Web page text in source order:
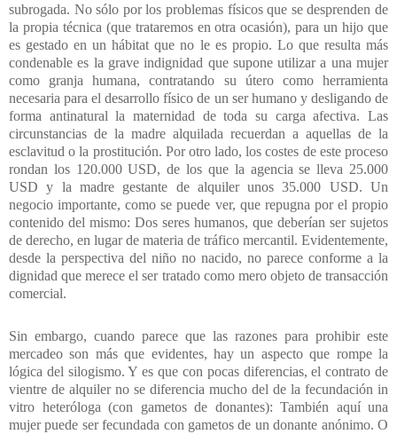
subrogada. No sólo por los problemas físicos que se desprenden de
la propia técnica (que trataremos en otra ocasión), para un hijo que
es gestado en un hábitat que no le es propio. Lo que resulta más
condenable es la grave indignidad que supone utilizar a una mujer
como granja humana, contratando su útero como herramienta
necesaria para el desarrollo físico de un ser humano y desligando de
forma antinatural la maternidad de toda su carga afectiva. Las
circunstancias de la madre alquilada recuerdan a aquellas de la
esclavitud o la prostitución. Por otro lado, los costes de este proceso
rondan los 120.000 USD, de los que la agencia se lleva 25.000
USD y la madre gestante de alquiler unos 35.000 USD. Un
negocio importante, como se puede ver, que repugna por el propio
contenido del mismo: Dos seres humanos, que deberían ser sujetos
de derecho, en lugar de materia de tráfico mercantil. Evidentemente,
desde la perspectiva del niño no nacido, no parece conforme a la
dignidad que merece el ser tratado como mero objeto de transacción
comercial.
Sin embargo, cuando parece que las razones para prohibir este
mercadeo son más que evidentes, hay un aspecto que rompe la
lógica del silogismo. Y es que con pocas diferencias, el contrato de
vientre de alquiler no se diferencia mucho del de la fecundación in
vitro heteróloga (con gametos de donantes): También aquí una
mujer puede ser fecundada con gametos de un donante anónimo. O